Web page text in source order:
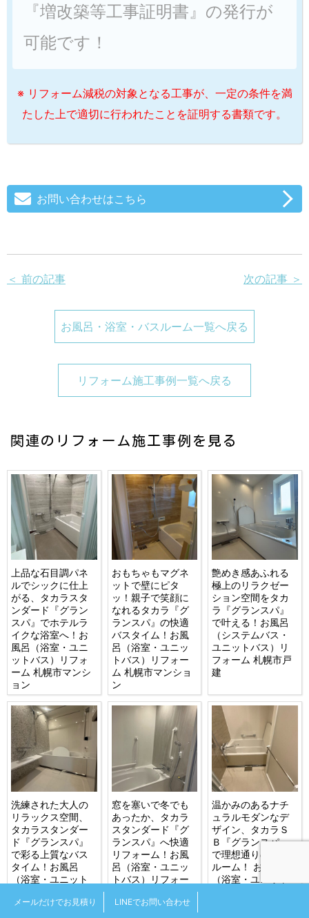
『増改築等工事証明書』の発行が
可能です！
※ リフォーム減税の対象となる工事が、一定の条件を満
たした上で適切に行われたことを証明する書類です。
お問い合わせはこちら
＜ 前の記事 次の記事 ＞
お風呂・浴室・バスルーム一覧へ戻る
リフォーム施工事例一覧へ戻る
関連のリフォーム施工事例を見る
上品な石目調パネ
ルでシックに仕上
がる、タカラスタ
ンダード『グラン
スパ』でホテルラ
イクな浴室へ！お
風呂（浴室・ユニ
ットバス）リフォ
ーム 札幌市マンシ
ョン
おもちゃもマグネ
ットで壁にピタ
ッ！親子で笑顔に
なれるタカラ『グ
ランスパ』の快適
バスタイム！お風
呂（浴室・ユニッ
トバス）リフォー
ム 札幌市マンショ
ン
艶めき感あふれる
極上のリラクゼー
ション空間をタカ
ラ『グランスパ』
で叶える！お風呂
（システムバス・
ユニットバス）リ
フォーム 札幌市戸
建
洗練された大人の
リラックス空間、
タカラスタンダー
ド『グランスパ』
で彩る上質なバス
タイム！お風呂
（浴室・ユニット
ション
窓を塞いで冬でも
あったか、タカラ
スタンダード『グ
ランスパ』へ快適
リフォーム！お風
呂（浴室・ユニッ
トバス）リフォー
温かみのあるナチ
ュラルモダンなデ
ザイン、タカラＳ
Ｂ『グランスパ』
で理想通りのバス
ルーム！ お風呂
（浴室・ユニット
メールだけでお見積り LINEでお問い合わせ